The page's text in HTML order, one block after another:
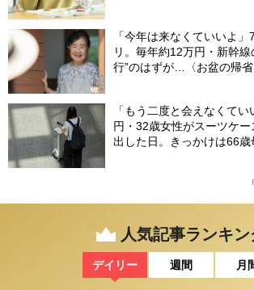
「今年は来なくていいよ
リ。毎年約12万円・新幹
行”のはずが…〈お盆の帰
「もう二度と会えなくて
円・32歳女性がスーツケ
出した日。きっかけは66歳
人気記事ランキン
デイリー 週間 月